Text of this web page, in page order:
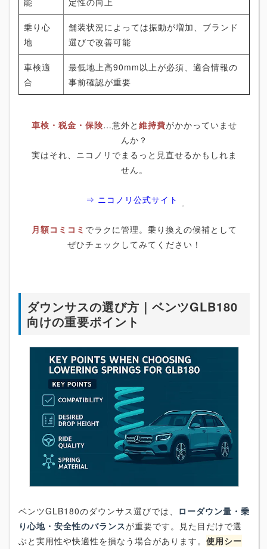
乗り心
地
舗装状況によっては振動が増加、ブランド
選びで改善可能
車検適
合
最低地上高90mm以上が必須、適合情報の
事前確認が重要
車検・税金・保険…意外と 維持費がかかっていませ
んか？
実はそれ、ニコノリでまるっと見直せるかもしれま
せん。
⇒ ニコノリ公式サイト
月額コミコミ でラクに管理。乗り換えの候補として
ぜひチェックしてみてください！
ダウンサスの選び方｜ベンツGLB180
向けの重要ポイント
ベンツGLB180のダウンサス選びでは、 ローダウン量・乗
り心地・安全性のバランスが重要です。見た目だけで選
ぶと実用性や快適性を損なう場合があります。 使用シー